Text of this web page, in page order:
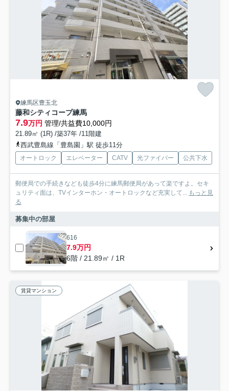
練馬区豊玉北
藤和シティコープ練馬
7.9万円 管理/共益費10,000円
21.89㎡ (1R) /築37年 /11階建
西武豊島線「豊島園」駅 徒歩11分
オートロック エレベーター CATV 光ファイバー 公共下水
郵便局での手続きなども徒歩4分に練馬郵便局があって楽ですよ。セキ
ュリティ面は、TVインターホン・オートロックなど充実して... もっと見
る
募集中の部屋
616
7.9万円
6階 / 21.89㎡ / 1R
賃貸マンション